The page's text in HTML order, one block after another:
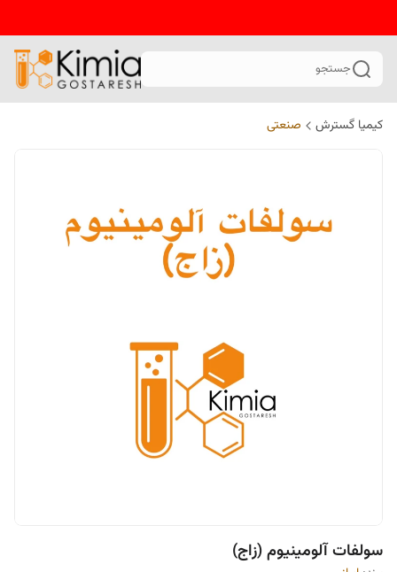
جستجو
کیمیا گسترش صنعتی
سولفات آلومینیوم (زاج)